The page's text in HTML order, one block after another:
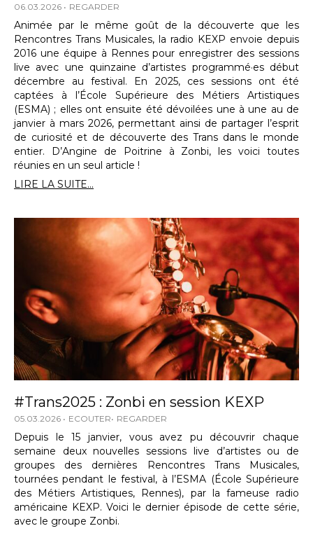
06.03.2026 REGARDER
Animée par le même goût de la découverte que les
Rencontres Trans Musicales, la radio KEXP envoie depuis
2016 une équipe à Rennes pour enregistrer des sessions
live avec une quinzaine d’artistes programmé·es début
décembre au festival. En 2025, ces sessions ont été
captées à l’École Supérieure des Métiers Artistiques
(ESMA) ; elles ont ensuite été dévoilées une à une au de
janvier à mars 2026, permettant ainsi de partager l’esprit
de curiosité et de découverte des Trans dans le monde
entier. D’Angine de Poitrine à Zonbi, les voici toutes
réunies en un seul article !
LIRE LA SUITE...
#Trans2025 : Zonbi en session KEXP
05.03.2026 ECOUTER REGARDER
Depuis le 15 janvier, vous avez pu découvrir chaque
semaine deux nouvelles sessions live d’artistes ou de
groupes des dernières Rencontres Trans Musicales,
tournées pendant le festival, à l’ESMA (École Supérieure
des Métiers Artistiques, Rennes), par la fameuse radio
américaine KEXP. Voici le dernier épisode de cette série,
avec le groupe Zonbi.